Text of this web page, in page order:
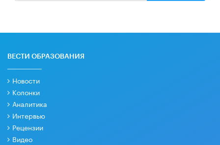
ВЕСТИ ОБРАЗОВАНИЯ
Новости
Колонки
Аналитика
Интервью
Рецензии
Видео